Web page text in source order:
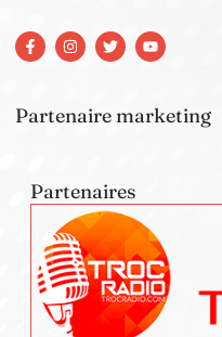
Partenaire marketing
Partenaires